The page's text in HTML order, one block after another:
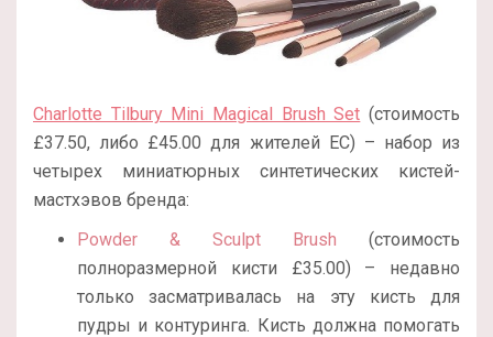
Charlotte Tilbury Mini Magical Brush Set (стоимость
£37.50, либо £45.00 для жителей ЕС) – набор из
четырех миниатюрных синтетических кистей-
мастхэвов бренда:
Powder & Sculpt Brush (стоимость
полноразмерной кисти £35.00) – недавно
только засматривалась на эту кисть для
пудры и контуринга. Кисть должна помогать